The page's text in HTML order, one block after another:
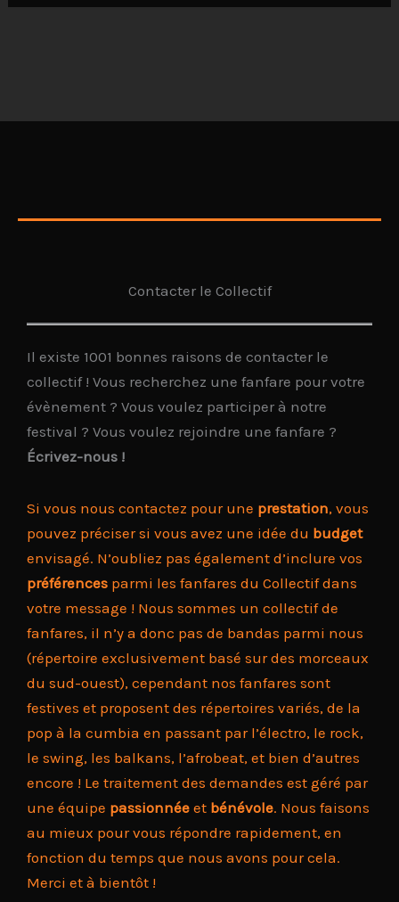
Contacter le Collectif
Il existe 1001 bonnes raisons de contacter le
collectif ! Vous recherchez une fanfare pour votre
évènement ? Vous voulez participer à notre
festival ? Vous voulez rejoindre une fanfare ?
Écrivez-nous !
Si vous nous contactez pour une prestation, vous
pouvez préciser si vous avez une idée du budget
envisagé. N’oubliez pas également d’inclure vos
préférences parmi les fanfares du Collectif dans
votre message ! Nous sommes un collectif de
fanfares, il n’y a donc pas de bandas parmi nous
(répertoire exclusivement basé sur des morceaux
du sud-ouest), cependant nos fanfares sont
festives et proposent des répertoires variés, de la
pop à la cumbia en passant par l’électro, le rock,
le swing, les balkans, l’afrobeat, et bien d’autres
encore ! Le traitement des demandes est géré par
une équipe passionnée et bénévole. Nous faisons
au mieux pour vous répondre rapidement, en
fonction du temps que nous avons pour cela.
Merci et à bientôt !